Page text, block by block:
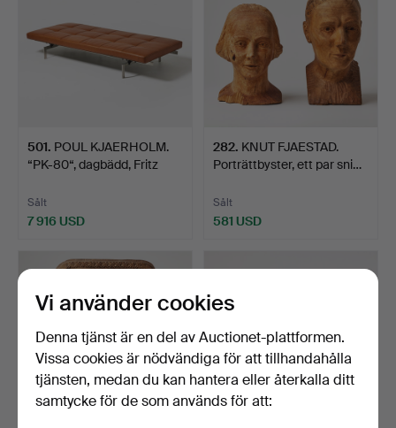
501. POUL KJAERHOLM.
“PK-80“, dagbädd, Fritz
Sålt
7 916 USD
282. KNUT FJAESTAD.
Porträttbyster, ett par sni…
Sålt
581 USD
Vi använder cookies
Denna tjänst är en del av Auctionet-plattformen.
Vissa cookies är nödvändiga för att tillhandahålla
tjänsten, medan du kan hantera eller återkalla ditt
samtycke för de som används för att: